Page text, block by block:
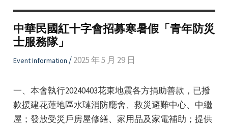
中華民國紅十字會招募寒暑假「青年防災
士服務隊」
Event Information /2025 年 5 月 29 日
一、本會執行20240403花東地震各方捐助善款，已撥
款援建花蓮地區水璉消防廳舍、救災避難中心、中繼
屋；發放受災戶房屋修繕、家用品及家電補助；提供